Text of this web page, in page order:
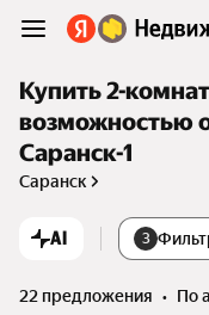
Купить 2-
возможностью
Саранск-1
Саранск
AI 3
22 предложения •
по